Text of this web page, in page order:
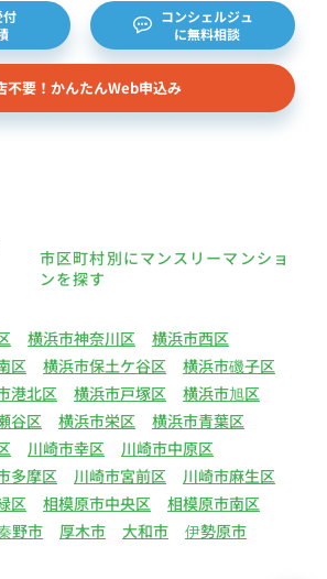
をいただいた個人または企業、イン
不動産オーナーサイト等からの査定
報などから取得した不動産所有者
て「オーナー様」といいます）の個
す。取得する個人情報は、上記
）における利用目的のために利用
的を達成するために必要な範囲で
、利用契約に関する連絡、利用契約
2）弊社の他のマンスリー物件お
紹介ならびにお客様・オーナー様に
れる弊社提携先の商品・サービス
のダイレクトメール、住環境向上
ート等の発送（3）賃貸事業におけ
を提供するための郵便物、電話、
訪問等による営業活動（4）不動
貸借契約・サブリース契約等の締
約管理、契約後管理（5）弊社ホ
コンシェルジュ
に無料相談
不要！かんたんWeb申込み
市区町村別にマンスリーマンショ
ンを探す
横浜市神奈川区
横浜市西区
区 横浜市保土ケ谷区
横浜市磯子区
港北区 横浜市戸塚区
横浜市旭区
谷区 横浜市栄区
横浜市青葉区
川崎市幸区
川崎市中原区
多摩区 川崎市宮前区
川崎市麻生区
区 相模原市中央区
相模原市南区
野市 厚木市 大和市
伊勢原市